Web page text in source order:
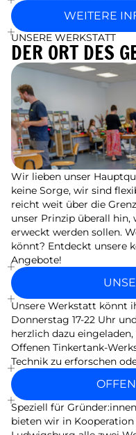
WEITERE
UNSERE WERKSTATT
DER ORT DES
Wir lieben unser
keine Sorge, wir sind
reicht weit über die
unser Prinzip überall hin,
erweckt werden sollen.
könnt? Entdeckt unsere
Angebote!
Unsere Werkstatt könnt
Donnerstag 17-22 Uhr
herzlich dazu
Offenen Tinkertank-
Technik zu erforschen
Speziell für
bieten wir in